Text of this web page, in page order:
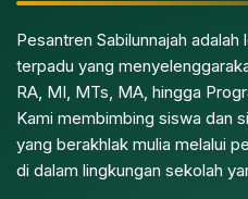
Pesantren Sabilunnajah
terpadu yang
RA, MI, MTs, MA, hingga
Kami membimbing siswa dan
yang berakhlak mulia melalui
di dalam lingkungan sekolah